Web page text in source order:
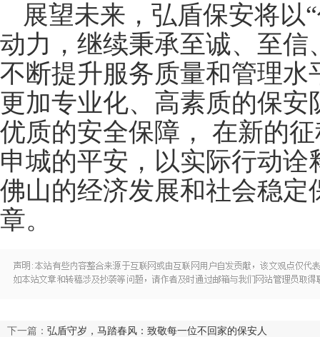
展望未来，弘盾保安将以
动力，继续秉承至诚、至信
不断提升服务质量和管理
更加专业化、高素质的保
优质的安全保障， 在新的
申城的平安，以实际行动诠
佛山的经济发展和社会稳
章。
下一篇： 弘盾守岁，马踏春风：致敬每一位不回家的保安人